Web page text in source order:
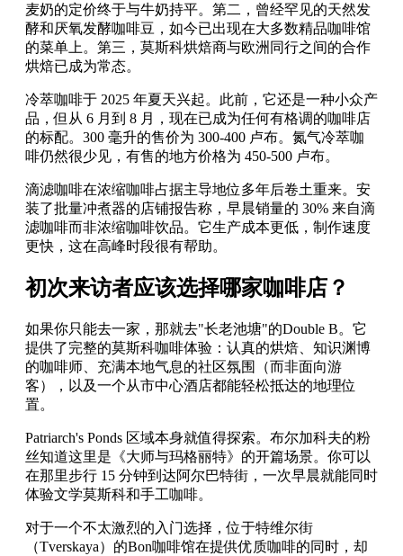
麦奶的定价终于与牛奶持平。第二，曾经罕见的天然发
酵和厌氧发酵咖啡豆，如今已出现在大多数精品咖啡馆
的菜单上。第三，莫斯科烘焙商与欧洲同行之间的合作
烘焙已成为常态。
冷萃咖啡于 2025 年夏天兴起。此前，它还是一种小众产
品，但从 6 月到 8 月，现在已成为任何有格调的咖啡店
的标配。300 毫升的售价为 300-400 卢布。氮气冷萃咖
啡仍然很少见，有售的地方价格为 450-500 卢布。
滴滤咖啡在浓缩咖啡占据主导地位多年后卷土重来。安
装了批量冲煮器的店铺报告称，早晨销量的 30% 来自滴
滤咖啡而非浓缩咖啡饮品。它生产成本更低，制作速度
更快，这在高峰时段很有帮助。
初次来访者应该选择哪家咖啡店？
如果你只能去一家，那就去"长老池塘"的Double B。它
提供了完整的莫斯科咖啡体验：认真的烘焙、知识渊博
的咖啡师、充满本地气息的社区氛围（而非面向游
客），以及一个从市中心酒店都能轻松抵达的地理位
置。
Patriarch's Ponds 区域本身就值得探索。布尔加科夫的粉
丝知道这里是《大师与玛格丽特》的开篇场景。你可以
在那里步行 15 分钟到达阿尔巴特街，一次早晨就能同时
体验文学莫斯科和手工咖啡。
对于一个不太激烈的入门选择，位于特维尔街
（Tverskaya）的Bon咖啡馆在提供优质咖啡的同时，却